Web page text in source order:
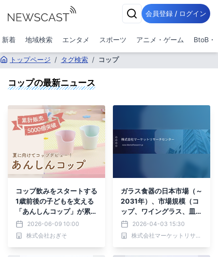
会員登録 / ログイン
新着 地域検索 エンタメ スポーツ アニメ・ゲーム BtoB・
トップページ / タグ検索 / コップ
コップの最新ニュース
コップ飲みをスタートする
1歳前後の子どもを支える
「あんしんコップ」が累計
販売5,000個突破
2026-06-09 10:00
株式会社おぎそ
ガラス食器の日本市場（～
2031年）、市場規模（コ
ップ、ワイングラス、皿、
ボウル）・分析レポートを
発表
2026-04-03 15:30
株式会社マーケットリサーチセンター